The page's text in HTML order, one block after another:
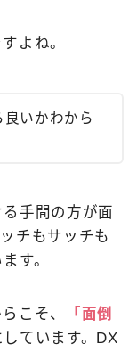
よね。
いかわから
手間の方が面
チもサッチも
す。
こそ、
「面倒
ています。DX